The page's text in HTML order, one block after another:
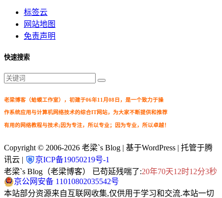
标签云
网站地图
免责声明
快速搜索
老梁博客（蛤蟆工作室），初建于06年11月08日，是一个致力于操
作系统应用与计算机网络技术的综合IT网站，为大家不断提供和推荐
有用的网络教程与技术;因为专注，所以专业；因为专业，所以卓越！
Copyright © 2006-2026 老梁`s Blog | 基于WordPress | 托管于腾
讯云 |
京ICP备19050219号-1
老梁`s Blog（老梁博客） 已苟延残喘了:20年70天12时12分4秒
京公网安备 11010802035542号
本站部分资源来自互联网收集,仅供用于学习和交流.本站一切